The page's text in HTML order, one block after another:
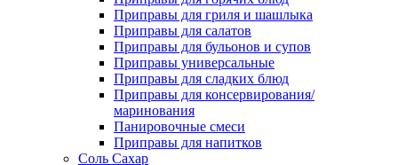
Приправы для гриля и шашлыка
Приправы для салатов
Приправы для бульонов и супов
Приправы универсальные
Приправы для сладких блюд
Приправы для консервирования/
маринования
Панировочные смеси
Приправы для напитков
Соль Сахар